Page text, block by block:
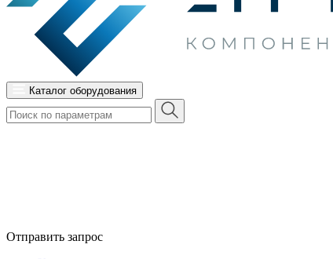
Каталог оборудования
Отправить запрос